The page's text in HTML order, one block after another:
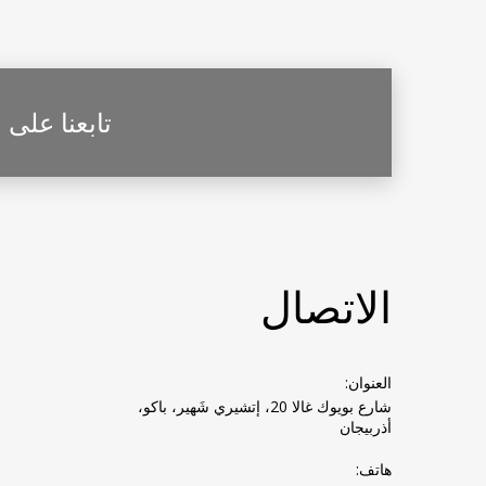
تابعنا
الاتصال
العنوان:
شارع بويوك غالا 20، إتشيري شَهير، باكو،
أذربيجان
هاتف: